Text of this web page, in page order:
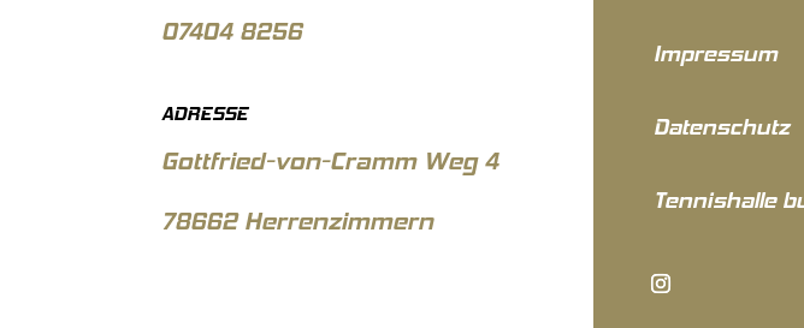
07404 8256
ADRESSE
Gottfried-von-Cramm Weg 4
78662 Herrenzimmern
Impressum
Datenschutz
Tennishalle